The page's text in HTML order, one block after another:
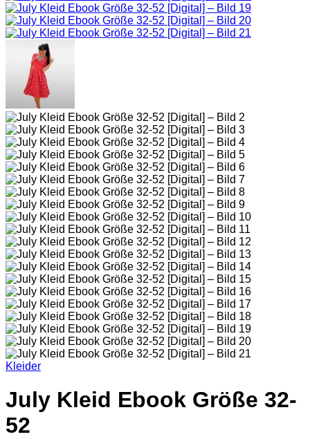
Kleider
July Kleid Ebook Größe 32-
52